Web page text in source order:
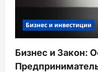
Бизнес и инвестиции
Бизнес и Закон: